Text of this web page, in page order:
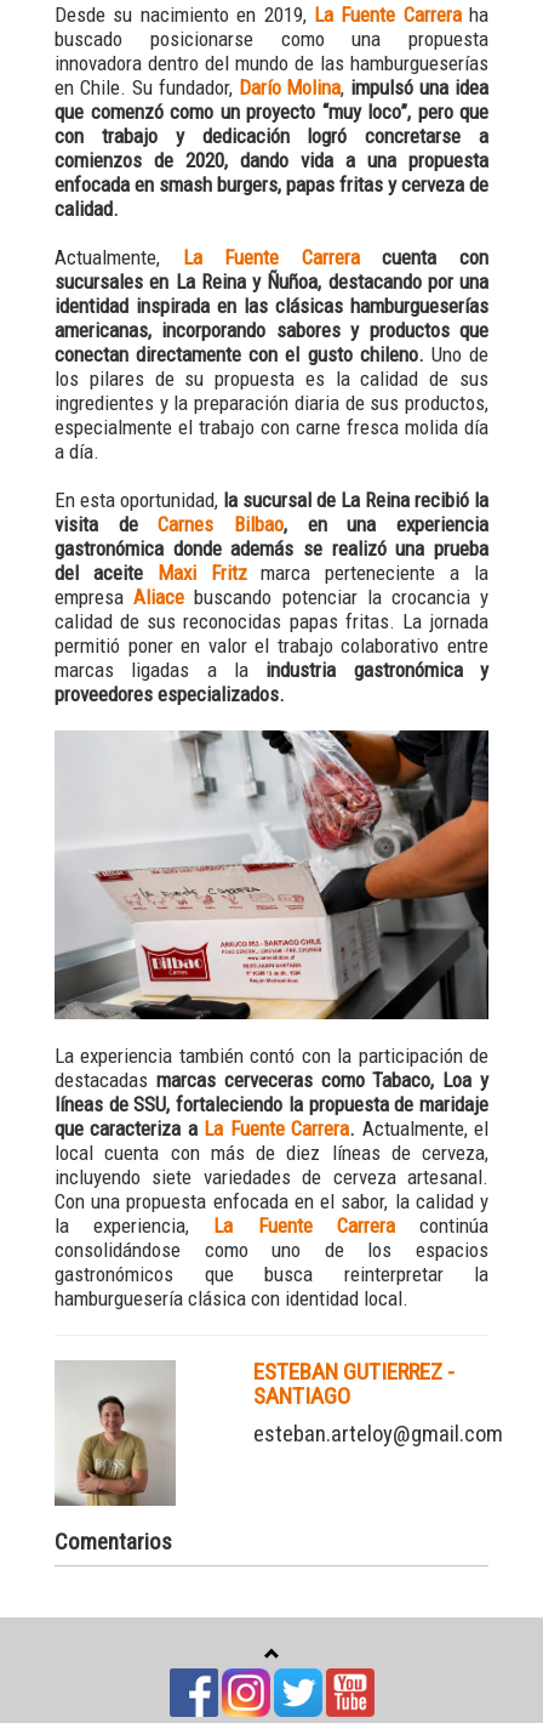
Desde su nacimiento en 2019, La Fuente Carreraha
buscado posicionarse como una propuesta
innovadora dentro del mundo de las hamburgueserías
en Chile. Su fundador,Darío Molina, impulsó una idea
que comenzó como un proyecto “muy loco”, pero que
con trabajo y dedicación logró concretarse a
comienzos de 2020, dando vida a una propuesta
enfocada en smash burgers, papas fritas y cerveza de
calidad.
Actualmente, La Fuente Carrera
cuenta con
sucursales en La Reina y Ñuñoa, destacando por una
identidad inspirada en las clásicas hamburgueserías
americanas, incorporando sabores y productos que
conectan directamente con el gusto chileno. Uno de
los pilares de su propuesta es la calidad de sus
ingredientes y la preparación diaria de sus productos,
especialmente el trabajo con carne fresca molida día
a día.
En esta oportunidad, la sucursal de La Reina recibió la
visita deCarnes Bilbao, en una experiencia
gastronómica donde además se realizó una prueba
del aceite Maxi Fritzmarca perteneciente a la
empresaAliace buscando potenciar la crocancia y
calidad de sus reconocidas papas fritas. La jornada
permitió poner en valor el trabajo colaborativo entre
marcas ligadas a la industria gastronómica y
proveedores especializados.
La experiencia también contó con la participación de
destacadas marcas cerveceras como Tabaco, Loa y
líneas de SSU, fortaleciendo la propuesta de maridaje
que caracteriza a La Fuente Carrera. Actualmente, el
local cuenta con más de diez líneas de cerveza,
incluyendo siete variedades de cerveza artesanal.
Con una propuesta enfocada en el sabor, la calidad y
la experiencia, La Fuente Carreracontinúa
consolidándose como uno de los espacios
gastronómicos que busca reinterpretar la
hamburguesería clásica con identidad local.
ESTEBAN GUTIERREZ -
SANTIAGO
esteban.arteloy@gmail.com
Comentarios